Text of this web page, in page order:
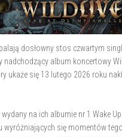
dosłowny stos czwartym
nadchodzący album koncertowy
ukaże się 13 lutego 2026 roku
wydany na ich albumie nr 1 Wake
wyróżniających się momentów